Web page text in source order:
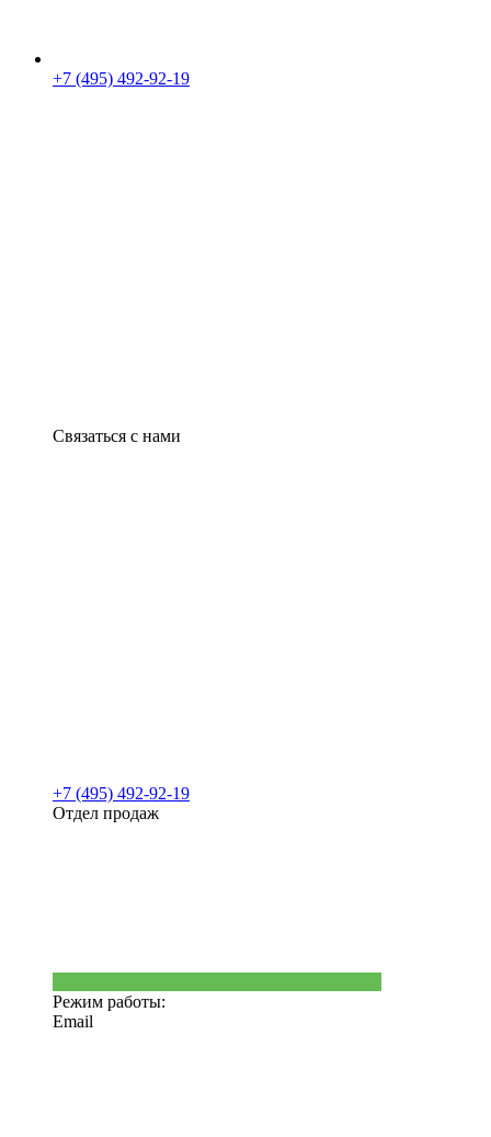
+7 (495) 492-92-19
Связаться с нами
+7 (495) 492-92-19
Отдел продаж
Режим работы:
Email